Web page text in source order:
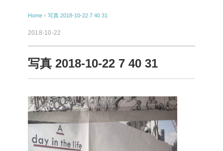
Home › 写真 2018-10-22 7 40 31
2018-10-22
写真 2018-10-22 7 40 31